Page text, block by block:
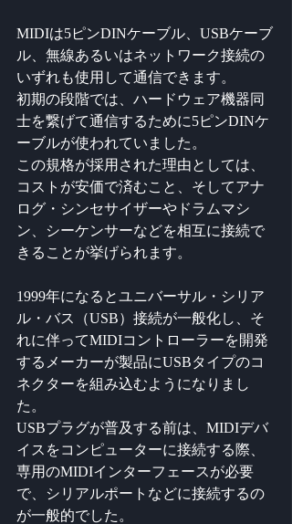
MIDIは5ピンDINケーブル、USBケーブ
ル、無線あるいはネットワーク接続の
いずれも使用して通信できます。
初期の段階では、ハードウェア機器同
士を繋げて通信するために5ピンDINケ
ーブルが使われていました。
この規格が採用された理由としては、
コストが安価で済むこと、そしてアナ
ログ・シンセサイザーやドラムマシ
ン、シーケンサーなどを相互に接続で
きることが挙げられます。
1999年になるとユニバーサル・シリア
ル・バス（USB）接続が一般化し、そ
れに伴ってMIDIコントローラーを開発
するメーカーが製品にUSBタイプのコ
ネクターを組み込むようになりまし
た。
USBプラグが普及する前は、MIDIデバ
イスをコンピューターに接続する際、
専用のMIDIインターフェースが必要
で、シリアルポートなどに接続するの
が一般的でした。